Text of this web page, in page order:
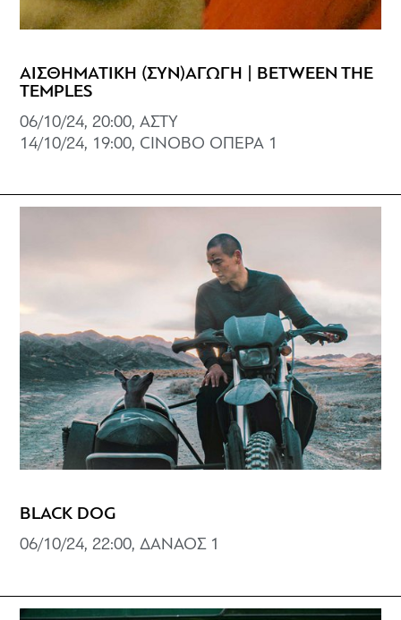
ΑΙΣΘΗΜΑΤΙΚΗ (ΣΥΝ)ΑΓΩΓΗ | BETWEEN THE
TEMPLES
06/10/24, 20:00, ΑΣΤΥ
14/10/24, 19:00, CINOBO ΟΠΕΡΑ 1
BLACK DOG
06/10/24, 22:00, ΔΑΝΑΟΣ 1